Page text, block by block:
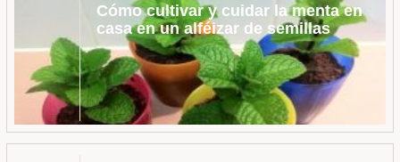
Cómo cultivar y cuidar la menta en
casa en un alféizar de semillas